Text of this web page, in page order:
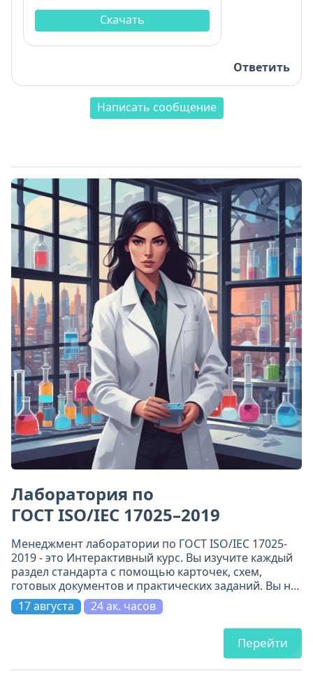
Скачать
Ответить
Написать сообщение
Лаборатория по
ГОСТ ISO/IEC 17025–2019
Менеджмент лаборатории по ГОСТ ISO/IEC 17025-
2019 - это Интерактивный курс. Вы изучите каждый
раздел стандарта с помощью карточек, схем,
готовых документов и практических заданий. Вы не
просто прочитаете требования - вы поймёте их и
примените.
17 августа 24 ак. часов
Перейти